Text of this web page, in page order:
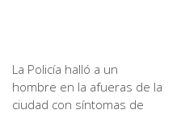
La Policía halló a un
hombre en la afueras de la
ciudad con síntomas de